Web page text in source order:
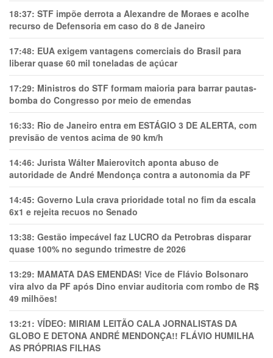
18:37: STF impõe derrota a Alexandre de Moraes e acolhe
recurso de Defensoria em caso do 8 de Janeiro
17:48: EUA exigem vantagens comerciais do Brasil para
liberar quase 60 mil toneladas de açúcar
17:29: Ministros do STF formam maioria para barrar pautas-
bomba do Congresso por meio de emendas
16:33: Rio de Janeiro entra em ESTÁGIO 3 DE ALERTA, com
previsão de ventos acima de 90 km/h
14:46: Jurista Wálter Maierovitch aponta abuso de
autoridade de André Mendonça contra a autonomia da PF
14:45: Governo Lula crava prioridade total no fim da escala
6x1 e rejeita recuos no Senado
13:38: Gestão impecável faz LUCRO da Petrobras disparar
quase 100% no segundo trimestre de 2026
13:29: MAMATA DAS EMENDAS! Vice de Flávio Bolsonaro
vira alvo da PF após Dino enviar auditoria com rombo de R$
49 milhões!
13:21: VÍDEO: MIRIAM LEITÃO CALA JORNALISTAS DA
GLOBO E DETONA ANDRÉ MENDONÇA!! FLÁVIO HUMILHA
AS PRÓPRIAS FILHAS